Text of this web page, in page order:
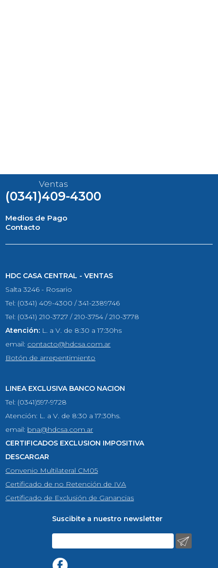
Ventas
(0341)409-4300
Medios de Pago
Contacto
HDC CASA CENTRAL - VENTAS
Salta 3246 - Rosario
Tel: (0341) 409-4300 / 341-2389746
Tel: (0341) 210-3727 / 210-3754 / 210-3778
Atención: L. a V. de 8:30 a 17:30hs
email: contacto@hdcsa.com.ar
Botón de arrepentimiento
LINEA EXCLUSIVA BANCO NACION
Tel: (0341)597-9728
Atención: L. a V. de 8:30 a 17:30hs.
email: bna@hdcsa.com.ar
CERTIFICADOS EXCLUSION IMPOSITIVA
DESCARGAR
Convenio Multilateral CM05
Certificado de no Retención de IVA
Certificado de Exclusión de Ganancias
Suscibite a nuestro newsletter